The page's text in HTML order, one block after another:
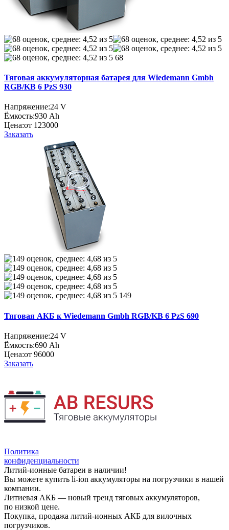
68
Тяговая аккумуляторная батарея для Wiedemann Gmbh
RGB/KB 6 PzS 930
Напряжение:24 V
Ёмкость:930 Ah
Цена:от 123000
Заказать
149
Тяговая АКБ к Wiedemann Gmbh RGB/KB 6 PzS 690
Напряжение:24 V
Ёмкость:690 Ah
Цена:от 96000
Заказать
Политика
конфиденциальности
Литий-ионные батареи в наличии!
Вы можете купить li-ion аккумуляторы на погрузчики в нашей
компании.
Литиевая АКБ — новый тренд тяговых аккумуляторов,
по низкой цене.
Покупка, продажа литий-ионных АКБ для вилочных
погрузчиков.